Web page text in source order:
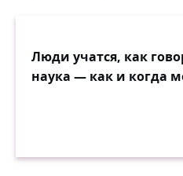
Люди учатся, как
наука — как и когда